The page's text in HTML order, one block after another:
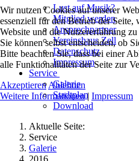
Lust auf Musik?
Mitglied werden
Ansprechpartner
Vereinshaus Zell
Datenschutz
Impressum
Service
Galerie
Stadtplan
Download
Aktuelle Seite:
Service
Galerie
2016
Wir nutzen Cookies auf unserer
essenziell für den Betrieb der Seite,
Website und die Nutzererfahrung
Sie können selbst entscheiden, ob
Bitte beachten Sie, dass bei einer
alle Funktionalitäten der Seite zur
Akzeptieren Ablehnen
Weitere Informationen| Impressum